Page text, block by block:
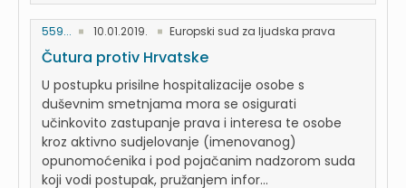
559... 10.01.2019. Europski sud za ljudska prava
Čutura protiv Hrvatske
U postupku prisilne hospitalizacije osobe s
duševnim smetnjama mora se osigurati
učinkovito zastupanje prava i interesa te osobe
kroz aktivno sudjelovanje (imenovanog)
opunomoćenika i pod pojačanim nadzorom suda
koji vodi postupak, pružanjem infor...